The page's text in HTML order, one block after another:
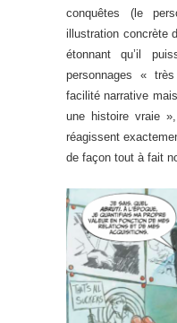
conquêtes (le
illustration concrète
étonnant qu’il
personnages «
facilité narrative
une histoire vraie
réagissent
de façon tout à fait